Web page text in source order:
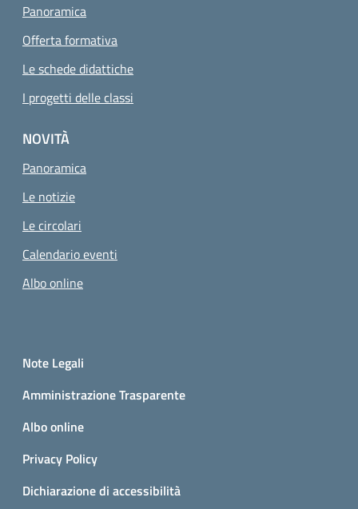
Panoramica
Offerta formativa
Le schede didattiche
I progetti delle classi
NOVITÀ
Panoramica
Le notizie
Le circolari
Calendario eventi
Albo online
Small prints
Note Legali
Amministrazione Trasparente
Albo online
Privacy Policy
Dichiarazione di accessibilità